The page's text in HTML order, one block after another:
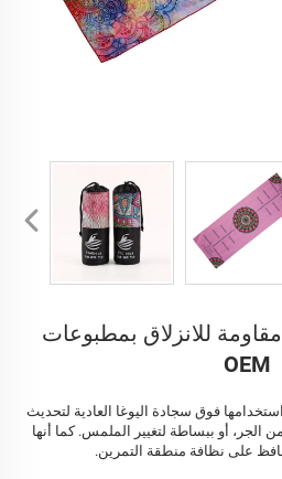
للانزلاق بمطبوعات
OEM
فوق سجادة اليوغا العادية لتحديث
الجر، أو ببساطة لتغيير الملمس. كما أنها
على نظافة منطقة التمرين.